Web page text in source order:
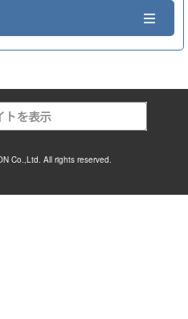
Co.,Ltd. All rights reserved.